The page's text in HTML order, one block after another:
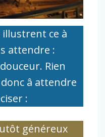
ce à
attendre :
Rien
donc â attendre
:
généreux